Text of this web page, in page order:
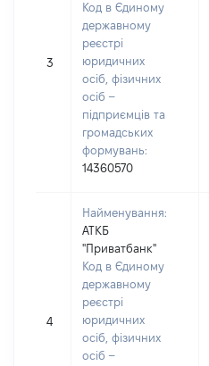
3
Код в Єдиному
державному
реєстрі
юридичних
осіб, фізичних
осіб –
підприємців та
громадських
формувань:
14360570
4
Найменування:
АТКБ
"Приватбанк"
Код в Єдиному
державному
реєстрі
юридичних
осіб, фізичних
осіб –